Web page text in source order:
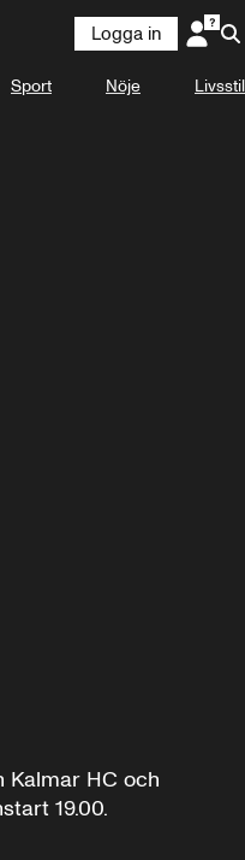
KOMMER
Logga in
Sport Nöje Livsstil
Kalmar HC och
19.00.